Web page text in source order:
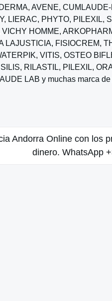
AVENE,
LIERAC, PHYTO, PILEXIL,
HOMME,
LAJUSTICIA, FISIOCREM,
VITIS, OSTEO
RILASTIL, PILEXIL,
LAB y muchas marca
Andorra Online con los
dinero. WhatsApp